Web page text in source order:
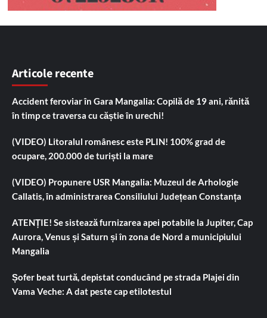
Articole recente
Accident feroviar în Gara Mangalia: Copilă de 19 ani, rănită
în timp ce traversa cu căștie în urechi!
(VIDEO) Litoralul românesc este PLIN! 100% grad de
ocupare, 200.000 de turiști la mare
(VIDEO) Propunere USR Mangalia: Muzeul de Arhologie
Callatis, în administrarea Consiliului Județean Constanța
ATENȚIE! Se sistează furnizarea apei potabile la Jupiter, Cap
Aurora, Venus și Saturn și în zona de Nord a municipiului
Mangalia
Șofer beat turtă, depistat conducând pe strada Plajei din
Vama Veche: A dat peste cap etilotestul